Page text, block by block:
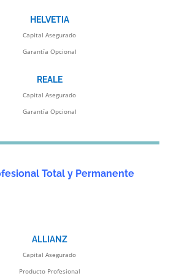
HELVETIA
Capital Asegurado
Garantía Opcional
REALE
Capital Asegurado
Garantía Opcional
Total y Permanente
ALLIANZ
Capital Asegurado
Producto Profesional